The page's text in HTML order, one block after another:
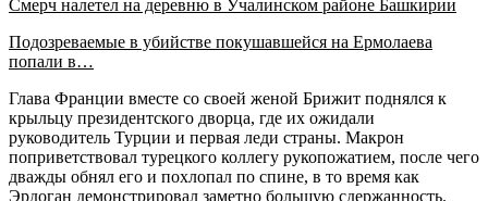
Смерч налетел на деревню в Учалинском районе Башкирии
Подозреваемые в убийстве покушавшейся на Ермолаева
попали в…
Глава Франции вместе со своей женой Брижит поднялся к
крыльцу президентского дворца, где их ожидали
руководитель Турции и первая леди страны. Макрон
поприветствовал турецкого коллегу рукопожатием, после чего
дважды обнял его и похлопал по спине, в то время как
Эрдоган демонстрировал заметно большую сдержанность.